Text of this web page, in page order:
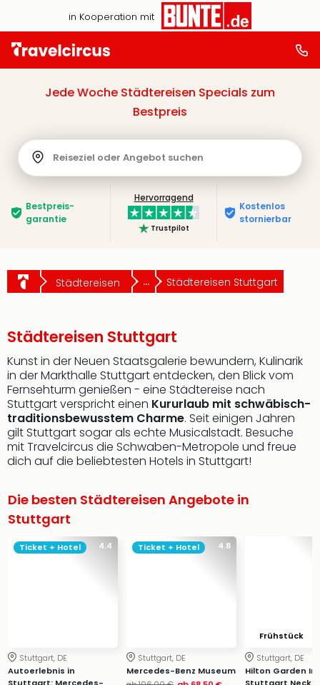
in Kooperation mit
Jede Woche Städtereisen Specials zum
Bestpreis
Reiseziel oder Angebot suchen
Bestpreis­
garantie
Hervorragend
Trustpilot
Kostenlos
stornierbar
Städtereisen ... Städtereisen Stuttgart
Städtereisen Stuttgart
Kunst in der Neuen Staatsgalerie bewundern, Kulinarik
in der Markthalle Stuttgart entdecken, den Blick vom
Fernsehturm genießen - eine Städtereise nach
Stuttgart verspricht einen Kururlaub mit schwäbisch-
traditionsbewusstem Charme. Seit einigen Jahren
gilt Stuttgart sogar als echte Musicalstadt. Besuche
mit Travelcircus die Schwaben-Metropole und freue
dich auf die beliebtesten Hotels in Stuttgart!
Die besten Städtereisen Angebote in
Stuttgart
4.4
Ticket + Hotel
Stuttgart, DE
Autoerlebnis in
4.8
Ticket + Hotel
Stuttgart, DE
Mercedes-Benz Museum
Frühstück
Stuttgart, DE
Hilton Garden